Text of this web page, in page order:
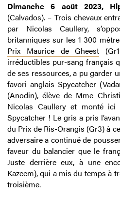
Dimanche 6 août 2023,
(Calvados). – Trois chevaux
par Nicolas Caullery,
britanniques sur les 1 300
Prix Maurice de Gheest
irréductibles pur-sang français
de ses ressources, a pu garder
favori anglais Spycatcher
(Anodin), élève de Mme
Nicolas Caullery et monté ici
Spycatcher ! Le gris a pris
du Prix de Ris-Orangis (Gr3) à
adversaire a continué de
faveur du balancier que le
Juste derrière eux, à une
Kazeem), qui a mis du temps à
troisième.